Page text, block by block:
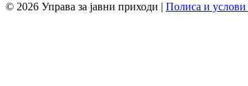
© 2026 Управа за јавни приходи | Полиса и услови